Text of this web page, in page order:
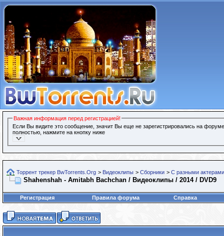
Важная информация перед регистрацией!
Если Вы видите это сообщение, значит Вы еще не зарегистрировались на
полностью, нажмите на кнопку ниже
Торрент трекер BwTorrents.Org > Видеоклипы > Сборники > С разными
Shahenshah - Amitabh Bachchan / Видеоклипы / 2014 / DVD9
Регистрация Правила форума Справка